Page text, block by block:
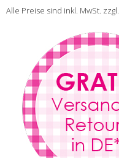
Alle Preise sind inkl. MwSt. zzgl.